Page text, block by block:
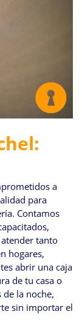
a
para
Contamos
tanto
hogares,
abrir una caja
de tu casa o
la noche,
sin importar el